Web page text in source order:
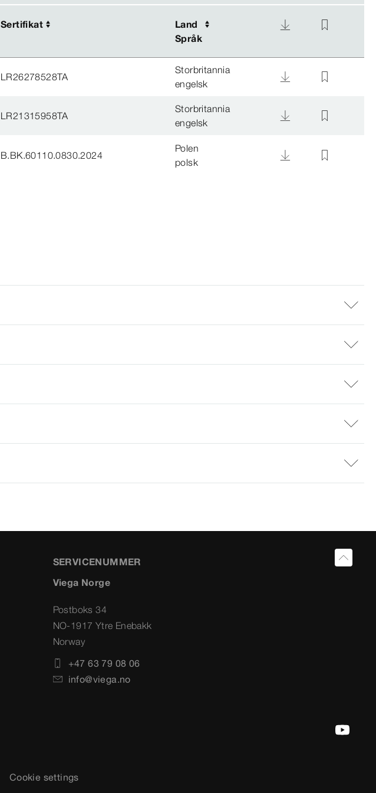
Sertifikat
Land
Språk
Sertifikat
Land
Språk
LR26278528TA
Storbritannia
engelsk
LR21315958TA
Storbritannia
engelsk
B.BK.60110.0830.2024
Polen
polsk
SERVICENUMMER
Viega Norge
Postboks 34
NO-1917 Ytre Enebakk
Norway
+47 63 79 08 06
info@viega.no
Cookie settings